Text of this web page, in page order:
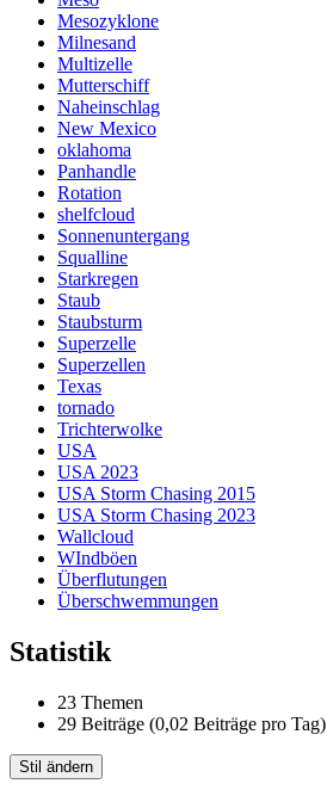
Mesozyklone
Milnesand
Multizelle
Mutterschiff
Naheinschlag
New Mexico
oklahoma
Panhandle
Rotation
shelfcloud
Sonnenuntergang
Squalline
Starkregen
Staub
Staubsturm
Superzelle
Superzellen
Texas
tornado
Trichterwolke
USA
USA 2023
USA Storm Chasing 2015
USA Storm Chasing 2023
Wallcloud
WIndböen
Überflutungen
Überschwemmungen
Statistik
23 Themen
29 Beiträge (0,02 Beiträge pro Tag)
Stil ändern